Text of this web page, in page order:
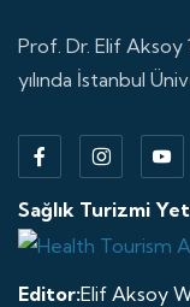
Prof. Dr. Elif Aksoy
yılında İstanbul
Sağlık Turizmi
Editor:Elif Aksoy